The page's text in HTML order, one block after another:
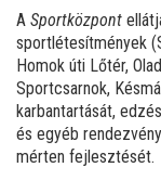
A Sportközpont
sportlétesítmények
Homok úti Lőtér,
Sportcsarnok,
karbantartását,
és egyéb
mérten fejlesztését.